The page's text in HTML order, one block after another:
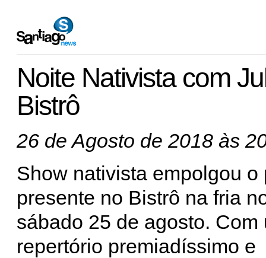
Noite Nativista com
Bistrô
26 de Agosto de 2018 às
Show nativista empolgou o
presente no Bistrô na fria
sábado 25 de agosto. Com
repertório premiadíssimo e